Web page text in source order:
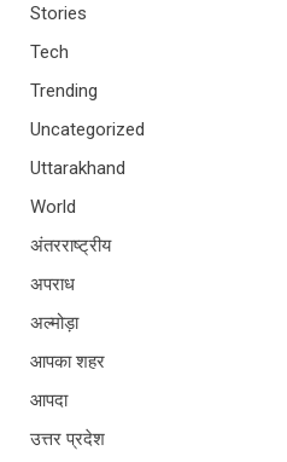
Stories
Tech
Trending
Uncategorized
Uttarakhand
World
अंतरराष्ट्रीय
अपराध
अल्मोड़ा
आपका शहर
आपदा
उत्तर प्रदेश